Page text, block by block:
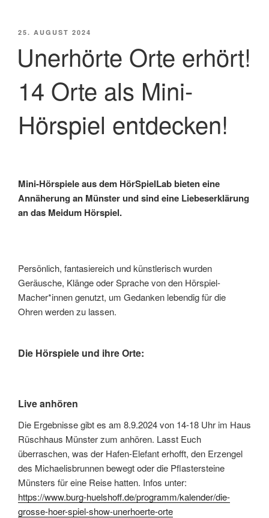
VERÖFFENTLICHT
25. AUGUST 2024
Unerhörte Orte erhört!
14 Orte als Mini-
Hörspiel entdecken!
Mini-Hörspiele aus dem HörSpielLab bieten eine
Annäherung an Münster und sind eine Liebeserklärung
an das Meidum Hörspiel.
Persönlich, fantasiereich und künstlerisch wurden
Geräusche, Klänge oder Sprache von den Hörspiel-
Macher*innen genutzt, um Gedanken lebendig für die
Ohren werden zu lassen.
Die Hörspiele und ihre Orte:
Live anhören
Die Ergebnisse gibt es am 8.9.2024 von 14-18 Uhr im Haus
Rüschhaus Münster zum anhören. Lasst Euch
überraschen, was der Hafen-Elefant erhofft, den Erzengel
des Michaelisbrunnen bewegt oder die Pflastersteine
Münsters für eine Reise hatten. Infos unter:
https://www.burg-huelshoff.de/programm/kalender/die-
grosse-hoer-spiel-show-unerhoerte-orte